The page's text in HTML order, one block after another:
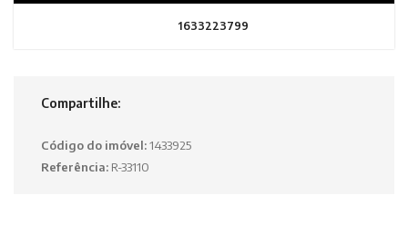
1633223799
Compartilhe:
Código do imóvel:1433925
Referência: R-33110